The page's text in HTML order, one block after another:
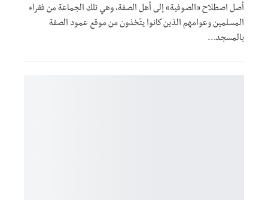
أصل اصطلاح «الصوفية» إلى أهل الصفة، وهي تلك الجماعة من فقراء
المسلمين وعوامهم الذين كانوا يتّخذون من موقع عمود الصفة
بالمسجد…